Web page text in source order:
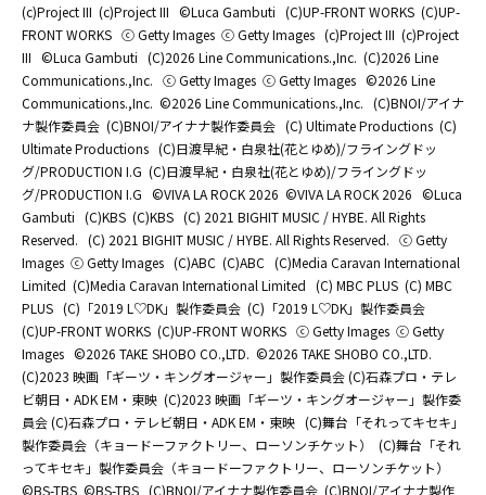
(c)Project III (c)Project III ©Luca Gambuti (C)UP-FRONT WORKS (C)UP-
FRONT WORKS ⓒ Getty Images ⓒ Getty Images (c)Project III (c)Project
III ©Luca Gambuti (C)2026 Line Communications.,Inc. (C)2026 Line
Communications.,Inc. ⓒ Getty Images ⓒ Getty Images ©2026 Line
Communications.,Inc. ©2026 Line Communications.,Inc. (C)BNOI/アイナ
ナ製作委員会 (C)BNOI/アイナナ製作委員会 (C) Ultimate Productions (C)
Ultimate Productions (C)日渡早紀・白泉社(花とゆめ)/フライングドッ
グ/PRODUCTION I.G (C)日渡早紀・白泉社(花とゆめ)/フライングドッ
グ/PRODUCTION I.G ©️VIVA LA ROCK 2026 ©️VIVA LA ROCK 2026 ©Luca
Gambuti (C)KBS (C)KBS (C) 2021 BIGHIT MUSIC / HYBE. All Rights
Reserved. (C) 2021 BIGHIT MUSIC / HYBE. All Rights Reserved. ⓒ Getty
Images ⓒ Getty Images (C)ABC (C)ABC (C)Media Caravan International
Limited (C)Media Caravan International Limited (C) MBC PLUS (C) MBC
PLUS (C)「2019 L♡DK」製作委員会 (C)「2019 L♡DK」製作委員会
(C)UP-FRONT WORKS (C)UP-FRONT WORKS ⓒ Getty Images ⓒ Getty
Images ©2026 TAKE SHOBO CO.,LTD. ©2026 TAKE SHOBO CO.,LTD.
(C)2023 映画「ギーツ・キングオージャー」製作委員会 (C)石森プロ・テレ
ビ朝日・ADK EM・東映 (C)2023 映画「ギーツ・キングオージャー」製作委
員会 (C)石森プロ・テレビ朝日・ADK EM・東映 (C)舞台「それってキセキ」
製作委員会（キョードーファクトリー、ローソンチケット）
(C)舞台「それ
ってキセキ」製作委員会（キョードーファクトリー、ローソンチケット）
©BS-TBS ©BS-TBS (C)BNOI/アイナナ製作委員会 (C)BNOI/アイナナ製作